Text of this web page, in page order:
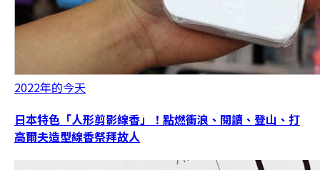
2022年的今天
日本特色「人形剪影線香」！點燃衝浪、閱讀、登山、打
高爾夫造型線香祭拜故人